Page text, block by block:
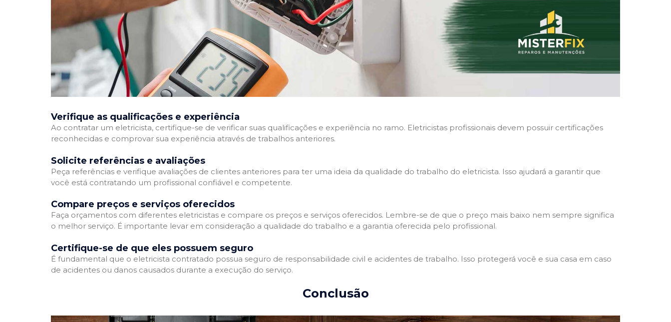
Verifique as qualificações e experiência
Ao contratar um eletricista, certifique-se de verificar suas qualificações e experiência no ramo. Eletricistas profissionais devem possuir certificações
reconhecidas e comprovar sua experiência através de trabalhos anteriores.
Solicite referências e avaliações
Peça referências e verifique avaliações de clientes anteriores para ter uma ideia da qualidade do trabalho do eletricista. Isso ajudará a garantir que
você está contratando um profissional confiável e competente.
Compare preços e serviços oferecidos
Faça orçamentos com diferentes eletricistas e compare os preços e serviços oferecidos. Lembre-se de que o preço mais baixo nem sempre significa
o melhor serviço. É importante levar em consideração a qualidade do trabalho e a garantia oferecida pelo profissional.
Certifique-se de que eles possuem seguro
É fundamental que o eletricista contratado possua seguro de responsabilidade civil e acidentes de trabalho. Isso protegerá você e sua casa em caso
de acidentes ou danos causados durante a execução do serviço.
Conclusão